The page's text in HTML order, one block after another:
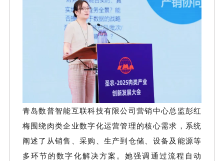
青岛数普智能互联科技有限公司营销中心总监彭红
梅围绕肉类企业数字化运营管理的核心需求，系统
阐述了从销售、采购、生产到仓储、设备及能源等
多环节的数字化解决方案。她强调通过流程自动